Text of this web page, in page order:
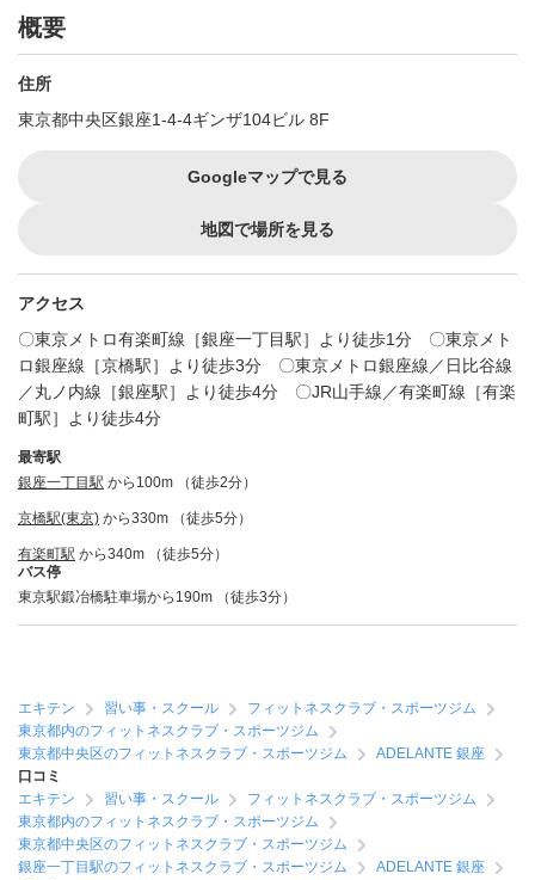
概要
住所
東京都中央区銀座1-4-4ギンザ104ビル 8F
Googleマップで見る
地図で場所を見る
アクセス
〇東京メトロ有楽町線［銀座一丁目駅］より徒歩1分 〇東京メト
ロ銀座線［京橋駅］より徒歩3分 〇東京メトロ銀座線／日比谷線
／丸ノ内線［銀座駅］より徒歩4分 〇JR山手線／有楽町線［有楽
町駅］より徒歩4分
最寄駅
銀座一丁目駅 から100m （徒歩2分）
京橋駅(東京) から330m （徒歩5分）
有楽町駅 から340m （徒歩5分）
バス停
東京駅鍛冶橋駐車場から190m （徒歩3分）
エキテン 習い事・スクール
フィットネスクラブ・スポーツジム
東京都内のフィットネスクラブ・スポーツジム
東京都中央区のフィットネスクラブ・スポーツジム
ADELANTE 銀座
口コミ
エキテン
習い事・スクール
フィットネスクラブ・スポーツジム
東京都内のフィットネスクラブ・スポーツジム
東京都中央区のフィットネスクラブ・スポーツジム
銀座一丁目駅のフィットネスクラブ・スポーツジム
ADELANTE 銀座